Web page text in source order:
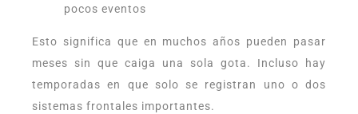
pocos eventos
Esto significa que en muchos años pueden pasar
meses sin que caiga una sola gota. Incluso hay
temporadas en que solo se registran uno o dos
sistemas frontales importantes.